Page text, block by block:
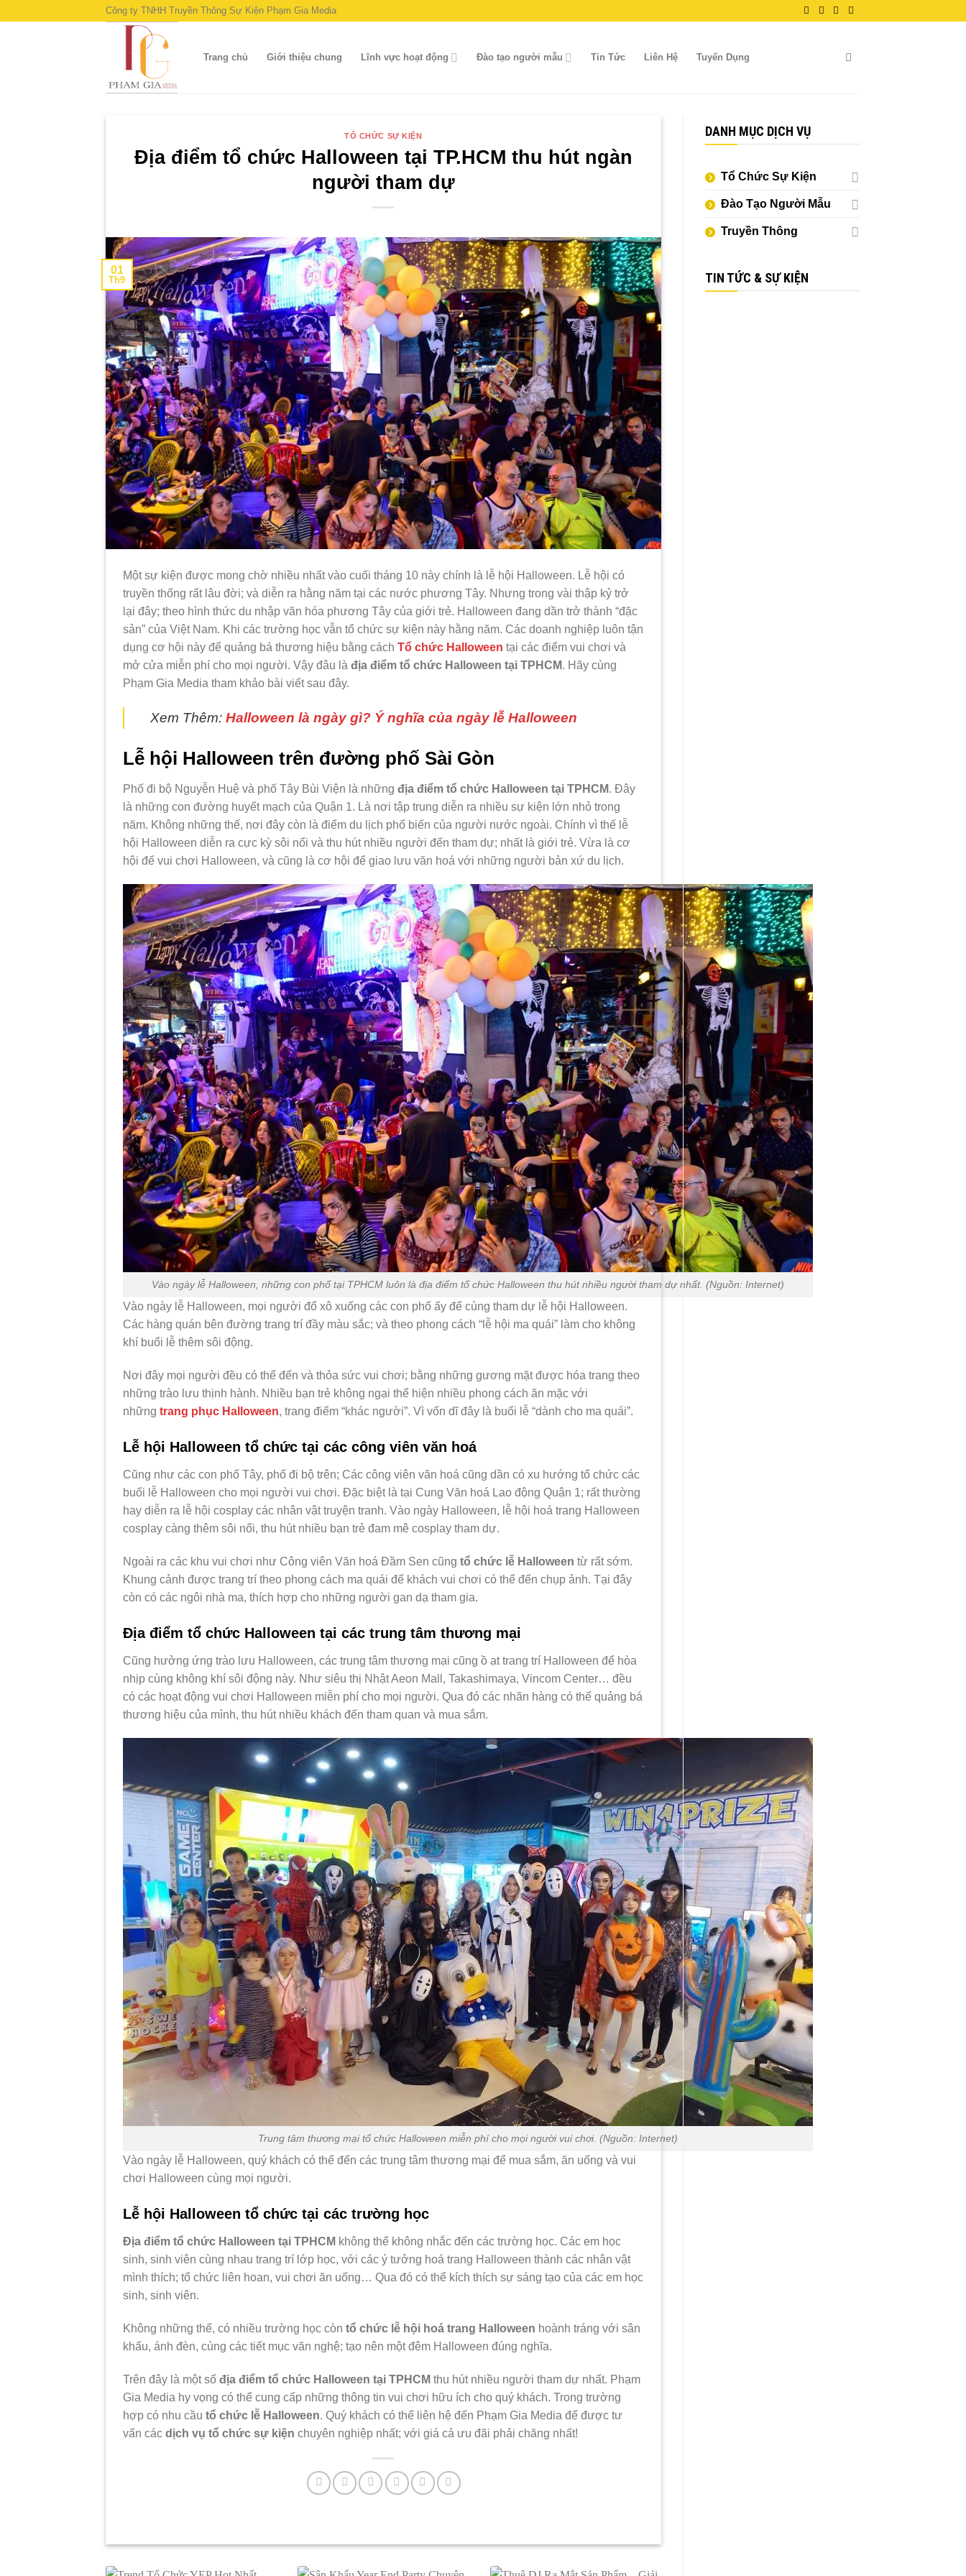
Công ty TNHH Truyền Thông Sự Kiện Phạm Gia Media
Trang chủ Giới thiệu chung Lĩnh vực hoạt động Đào tạo người mẫu Tin Tức Liên Hệ Tuyển Dụng
TỔ CHỨC SỰ KIỆN
Địa điểm tổ chức Halloween tại TP.HCM thu hút ngàn
người tham dự
01
Th9
Một sự kiện được mong chờ nhiều nhất vào cuối tháng 10 này chính là lễ hội Halloween. Lễ hội có
truyền thống rất lâu đời; và diễn ra hằng năm tại các nước phương Tây. Nhưng trong vài thập kỷ trở
lại đây; theo hình thức du nhập văn hóa phương Tây của giới trẻ. Halloween đang dần trở thành “đặc
sản” của Việt Nam. Khi các trường học vẫn tổ chức sự kiện này hằng năm. Các doanh nghiệp luôn tận
dụng cơ hội này để quảng bá thương hiệu bằng cách Tổ chức Halloween tại các điểm vui chơi và
mở cửa miễn phí cho mọi người. Vậy đâu là địa điểm tổ chức Halloween tại TPHCM. Hãy cùng
Phạm Gia Media tham khảo bài viết sau đây.
Xem Thêm: Halloween là ngày gì? Ý nghĩa của ngày lễ Halloween
Lễ hội Halloween trên đường phố Sài Gòn
Phố đi bộ Nguyễn Huệ và phố Tây Bùi Viện là những địa điểm tổ chức Halloween tại TPHCM. Đây
là những con đường huyết mạch của Quận 1. Là nơi tập trung diễn ra nhiều sự kiện lớn nhỏ trong
năm. Không những thế, nơi đây còn là điểm du lịch phổ biến của người nước ngoài. Chính vì thế lễ
hội Halloween diễn ra cực kỳ sôi nổi và thu hút nhiều người đến tham dự; nhất là giới trẻ. Vừa là cơ
hội để vui chơi Halloween, và cũng là cơ hội để giao lưu văn hoá với những người bản xứ du lịch.
Vào ngày lễ Halloween, những con phố tại TPHCM luôn là địa điểm tổ chức Halloween thu hút nhiều người tham dự nhất. (Nguồn: Internet)
Vào ngày lễ Halloween, mọi người đổ xô xuống các con phố ấy để cùng tham dự lễ hội Halloween.
Các hàng quán bên đường trang trí đầy màu sắc; và theo phong cách “lễ hội ma quái” làm cho không
khí buổi lễ thêm sôi động.
Nơi đây mọi người đều có thể đến và thỏa sức vui chơi; bằng những gương mặt được hóa trang theo
những trào lưu thịnh hành. Nhiều bạn trẻ không ngại thể hiện nhiều phong cách ăn mặc với
những trang phục Halloween, trang điểm “khác người”. Vì vốn dĩ đây là buổi lễ “dành cho ma quái”.
Lễ hội Halloween tổ chức tại các công viên văn hoá
Cũng như các con phố Tây, phố đi bộ trên; Các công viên văn hoá cũng dần có xu hướng tổ chức các
buổi lễ Halloween cho mọi người vui chơi. Đặc biệt là tại Cung Văn hoá Lao động Quận 1; rất thường
hay diễn ra lễ hội cosplay các nhân vật truyện tranh. Vào ngày Halloween, lễ hội hoá trang Halloween
cosplay càng thêm sôi nổi, thu hút nhiều bạn trẻ đam mê cosplay tham dự.
Ngoài ra các khu vui chơi như Công viên Văn hoá Đầm Sen cũng tổ chức lễ Halloween từ rất sớm.
Khung cảnh được trang trí theo phong cách ma quái để khách vui chơi có thể đến chụp ảnh. Tại đây
còn có các ngôi nhà ma, thích hợp cho những người gan dạ tham gia.
Địa điểm tổ chức Halloween tại các trung tâm thương mại
Cũng hưởng ứng trào lưu Halloween, các trung tâm thương mại cũng ồ ạt trang trí Halloween để hòa
nhịp cùng không khí sôi động này. Như siêu thị Nhật Aeon Mall, Takashimaya, Vincom Center… đều
có các hoạt động vui chơi Halloween miễn phí cho mọi người. Qua đó các nhãn hàng có thể quảng bá
thương hiệu của mình, thu hút nhiều khách đến tham quan và mua sắm.
Trung tâm thương mại tổ chức Halloween miễn phí cho mọi người vui chơi. (Nguồn: Internet)
Vào ngày lễ Halloween, quý khách có thể đến các trung tâm thương mại để mua sắm, ăn uống và vui
chơi Halloween cùng mọi người.
Lễ hội Halloween tổ chức tại các trường học
Địa điểm tổ chức Halloween tại TPHCM không thể không nhắc đến các trường học. Các em học
sinh, sinh viên cùng nhau trang trí lớp học, với các ý tưởng hoá trang Halloween thành các nhân vật
mình thích; tổ chức liên hoan, vui chơi ăn uống… Qua đó có thể kích thích sự sáng tạo của các em học
sinh, sinh viên.
Không những thế, có nhiều trường học còn tổ chức lễ hội hoá trang Halloween hoành tráng với sân
khấu, ánh đèn, cùng các tiết mục văn nghệ; tạo nên một đêm Halloween đúng nghĩa.
Trên đây là một số địa điểm tổ chức Halloween tại TPHCM thu hút nhiều người tham dự nhất. Phạm
Gia Media hy vọng có thể cung cấp những thông tin vui chơi hữu ích cho quý khách. Trong trường
hợp có nhu cầu tổ chức lễ Halloween. Quý khách có thể liên hệ đến Phạm Gia Media để được tư
vấn các dịch vụ tổ chức sự kiện chuyên nghiệp nhất; với giá cả ưu đãi phải chăng nhất!
DANH MỤC DỊCH VỤ
Tổ Chức Sự Kiện
Đào Tạo Người Mẫu
Truyền Thông
TIN TỨC & SỰ KIỆN